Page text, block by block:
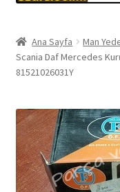
Ana Sayfa Man
Scania Daf Mercedes
81521026031Y